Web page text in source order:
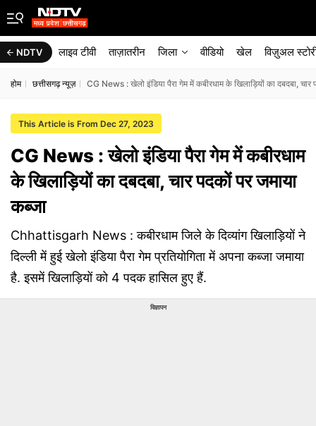
NDTV लाइव टीवी ताज़ातरीन जिला वीडियो खेल विज़ुअल
होम छत्तीसगढ़ न्यूज़ CG News : खेलो इंडिया पैरा गेम में कबीरधाम के खिलाड़ियों का दबदबा, चार
This Article is From Dec 27, 2023
CG News : खेलो इंडिया पैरा गेम में कबीरधाम
के खिलाड़ियों का दबदबा, चार पदकों पर जमाया
कब्जा
Chhattisgarh News : कबीरधाम जिले के दिव्यांग खिलाड़ियों ने
दिल्ली में हुई खेलो इंडिया पैरा गेम प्रतियोगिता में अपना कब्जा जमाया
है. इसमें खिलाड़ियों को 4 पदक हासिल हुए हैं.
विज्ञापन